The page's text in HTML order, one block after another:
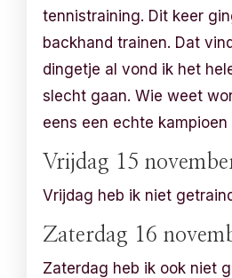
tennistraining. Dit keer
backhand trainen. Dat
dingetje al vond ik het
slecht gaan. Wie weet
eens een echte kampioen
Vrijdag 15
Vrijdag heb ik niet
Zaterdag 16
Zaterdag heb ik ook niet